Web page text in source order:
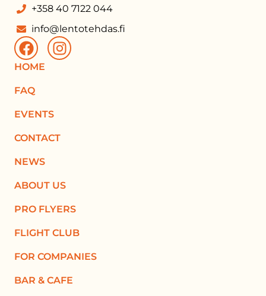
+358 40 7122 044
info@lentotehdas.fi
HOME
FAQ
EVENTS
CONTACT
NEWS
ABOUT US
PRO FLYERS
FLIGHT CLUB
FOR COMPANIES
BAR & CAFE